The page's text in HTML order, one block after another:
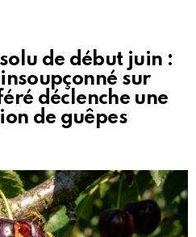
de début juin :
sur
déclenche une
de guêpes